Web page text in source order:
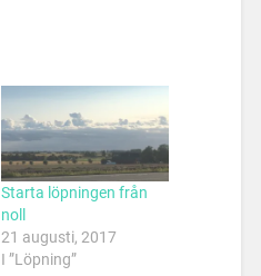
Starta löpningen från
noll
21 augusti, 2017
I ”Löpning”